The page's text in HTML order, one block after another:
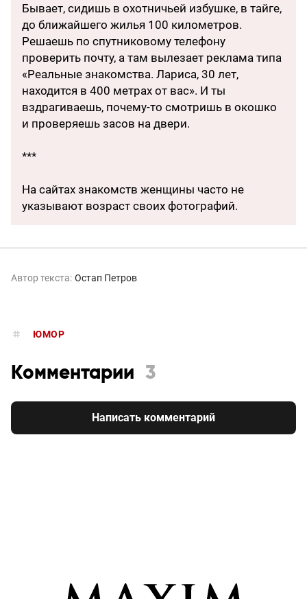
Бывает, сидишь в охотничьей избушке, в тайге,
до ближайшего жилья 100 километров.
Решаешь по спутниковому телефону
проверить почту, а там вылезает реклама типа
«Реальные знакомства. Лариса, 30 лет,
находится в 400 метрах от вас». И ты
вздрагиваешь, почему-то смотришь в окошко
и проверяешь засов на двери.
***
На сайтах знакомств женщины часто не
указывают возраст своих фотографий.
Автор текста: Остап Петров
ЮМОР
Комментарии 3
Написать комментарий